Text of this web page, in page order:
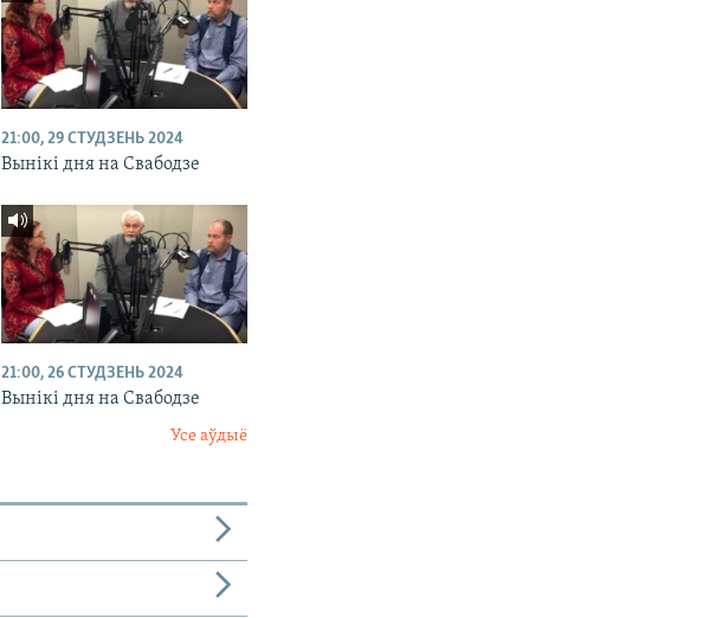
21:00, 29 СТУДЗЕНЬ 2024
Вынікі дня на Свабодзе
21:00, 26 СТУДЗЕНЬ 2024
Вынікі дня на Свабодзе
Усе аўдыё